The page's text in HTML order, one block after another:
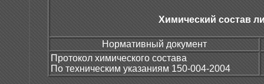
Химический состав
Нормативный документ
Протокол химического состава
По техническим указаниям 150-004-2004